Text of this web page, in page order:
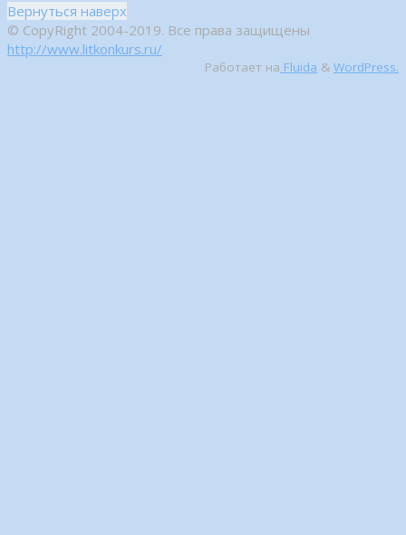
Вернуться наверх
© CopyRight 2004-2019. Все права защищены
http://www.litkonkurs.ru/
Работает на Fluida & WordPress.